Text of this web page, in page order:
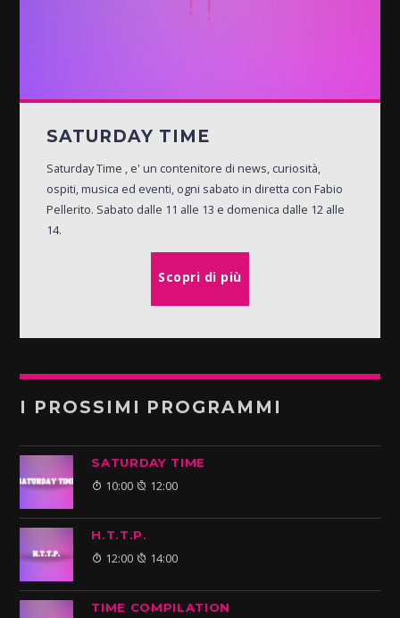
SATURDAY TIME
Saturday Time , e' un contenitore di news, curiosità,
ospiti, musica ed eventi, ogni sabato in diretta con Fabio
Pellerito. Sabato dalle 11 alle 13 e domenica dalle 12 alle
14.
Scopri di più
I PROSSIMI PROGRAMMI
SATURDAY TIME
10:00 12:00
H.T.T.P.
12:00 14:00
TIME COMPILATION